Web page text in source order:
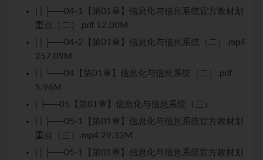
| | ├──04-1【第01章】信息化与信息系统官方教材划
重点（二）.pdf 12.00M
| | ├──04-2【第01章】信息化与信息系统（二）.mp4
257.09M
| | └──04【第01章】信息化与信息系统（二）.pdf
5.96M
| ├──05【第01章】信息化与信息系统（三）
| | ├──05-1【第01章】信息化与信息系统官方教材划
重点（三）.mp4 29.33M
| | ├──05-1【第01章】信息化与信息系统官方教材划